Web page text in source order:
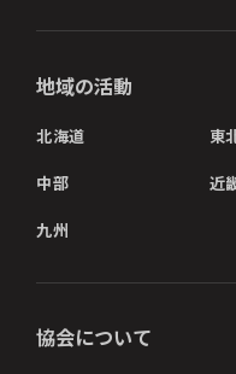
地域の活動
北海道 東
中部 近
九州
協会について